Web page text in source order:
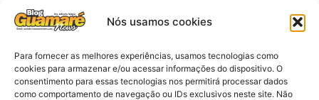
Nós usamos cookies
Para fornecer as melhores experiências, usamos tecnologias como
cookies para armazenar e/ou acessar informações do dispositivo. O
consentimento para essas tecnologias nos permitirá processar dados
como comportamento de navegação ou IDs exclusivos neste site. Não